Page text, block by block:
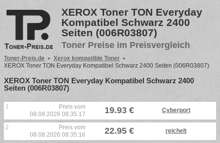
XEROX Toner TON Everyday
Kompatibel Schwarz 2400
Seiten (006R03807)
Toner Preise im Preisvergleich
Toner-Preis.de
Xerox kompatible Toner
XEROX Toner TON Everyday Kompatibel Schwarz 2400 Seiten (006R03807)
XEROX Toner TON Everyday Kompatibel Schwarz 2400
Seiten (006R03807)
1
Preis vom
08.08.2026 08:35:17
19.93 € Cyberport
2
Preis vom
08.08.2026 08:35:16
22.95 € reichelt